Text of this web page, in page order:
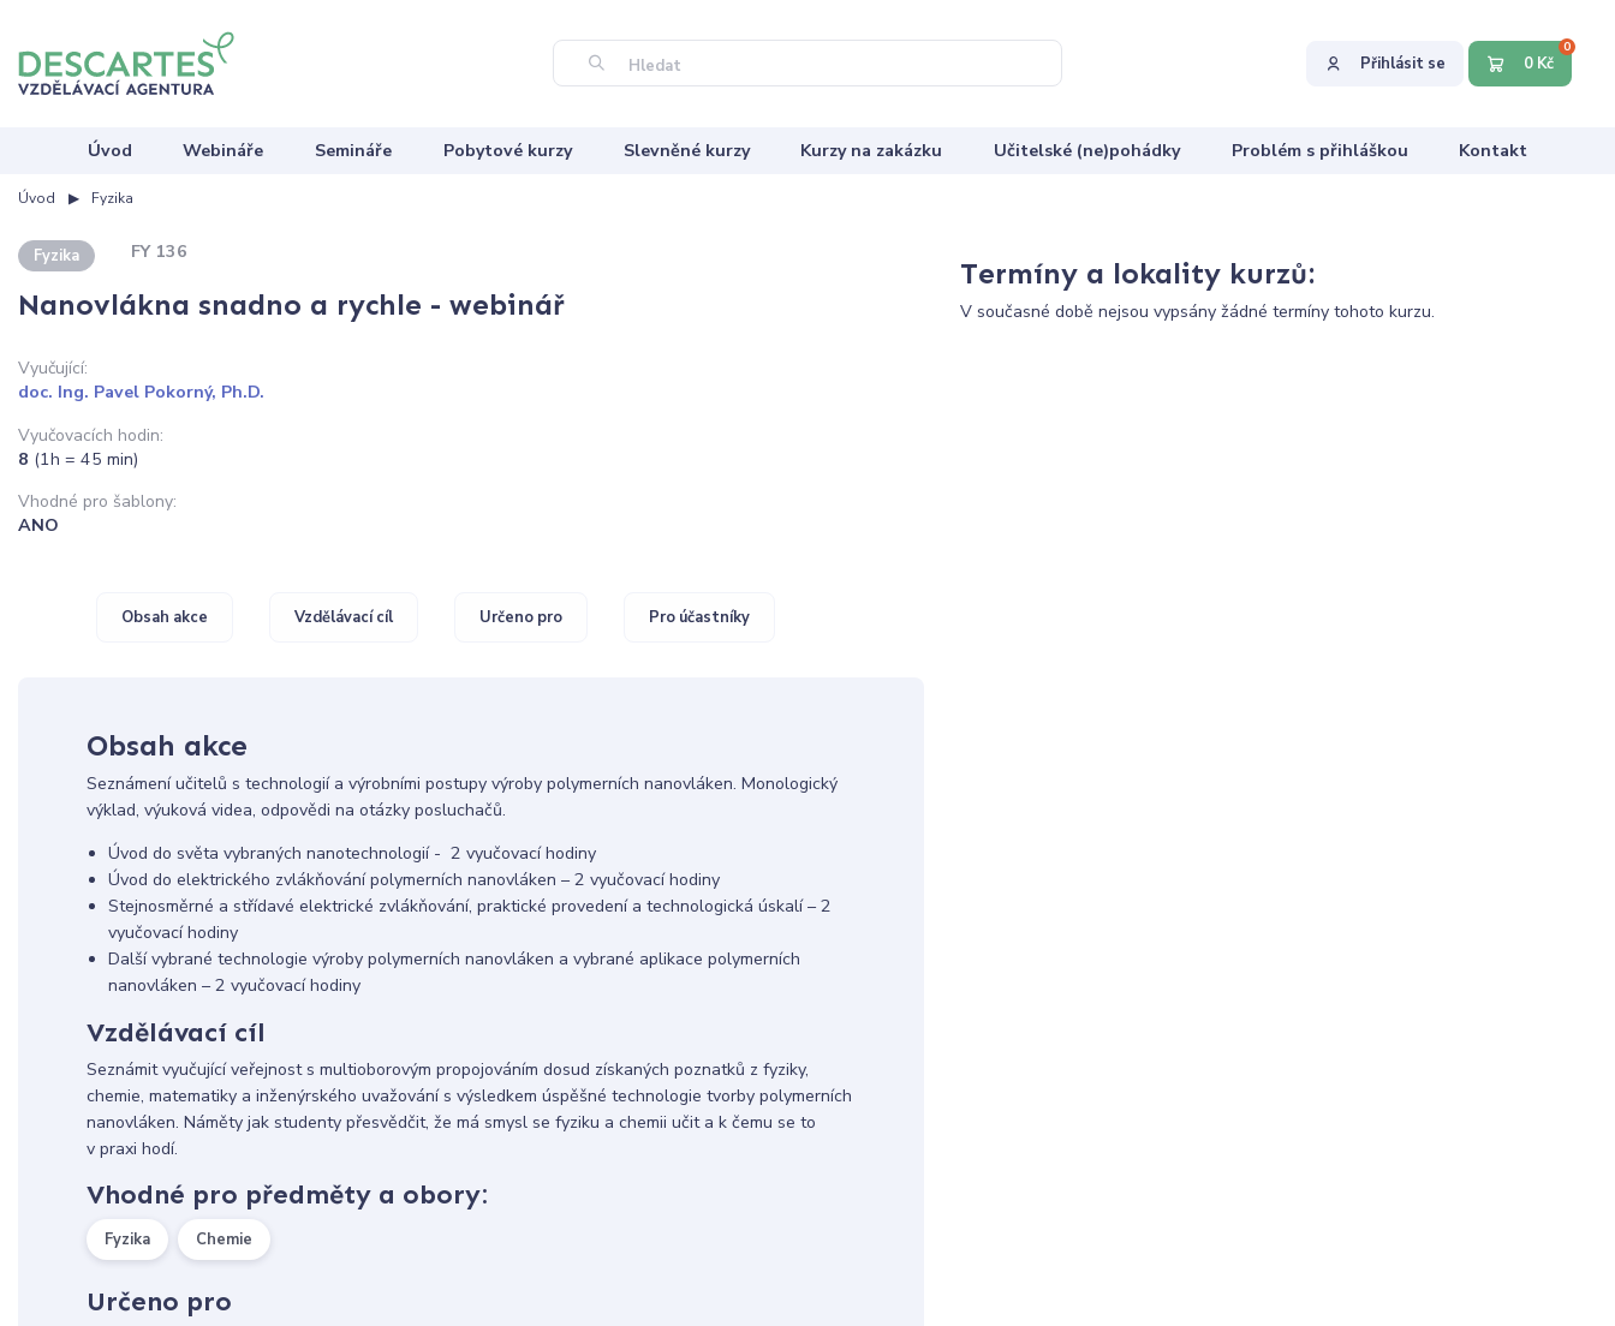
Hledat Přihlásit se 0 Kč
0
Úvod Webináře Semináře Pobytové kurzy Slevněné kurzy Kurzy na zakázku Učitelské (ne)pohádky Problém s přihláškou Kontakt
Úvod Fyzika
Fyzika FY 136
Nanovlákna snadno a rychle - webinář
Vyučující:
doc. Ing. Pavel Pokorný, Ph.D.
Vyučovacích hodin:
8 (1h = 45 min)
Vhodné pro šablony:
ANO
Obsah akce Vzdělávací cíl Určeno pro Pro účastníky
Obsah akce
Seznámení učitelů s technologií a výrobními postupy výroby polymerních nanovláken. Monologický
výklad, výuková videa, odpovědi na otázky posluchačů.
Úvod do světa vybraných nanotechnologií - 2 vyučovací hodiny
Úvod do elektrického zvlákňování polymerních nanovláken – 2 vyučovací hodiny
Stejnosměrné a střídavé elektrické zvlákňování, praktické provedení a technologická úskalí – 2
vyučovací hodiny
Další vybrané technologie výroby polymerních nanovláken a vybrané aplikace polymerních
nanovláken – 2 vyučovací hodiny
Vzdělávací cíl
Seznámit vyučující veřejnost s multioborovým propojováním dosud získaných poznatků z fyziky,
chemie, matematiky a inženýrského uvažování s výsledkem úspěšné technologie tvorby polymerních
nanovláken. Náměty jak studenty přesvědčit, že má smysl se fyziku a chemii učit a k čemu se to
v praxi hodí.
Vhodné pro předměty a obory:
Fyzika Chemie
Určeno pro
Termíny a lokality kurzů:
V současné době nejsou vypsány žádné termíny tohoto kurzu.